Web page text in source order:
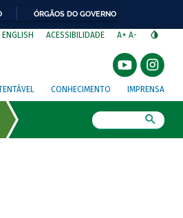
ÓRGÃOS DO GOVERNO
ENGLISH ACESSIBILIDADE A+ A-
CONHECIMENTO IMPRENSA